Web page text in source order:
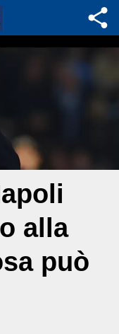
alla
può